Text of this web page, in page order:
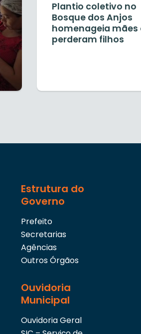
Plantio coletivo no
Bosque dos Anjos
homenageia mães
perderam filhos
Estrutura do
Governo
Prefeito
Secretarias
Agências
Outros Órgãos
Ouvidoria
Municipal
Ouvidoria Geral